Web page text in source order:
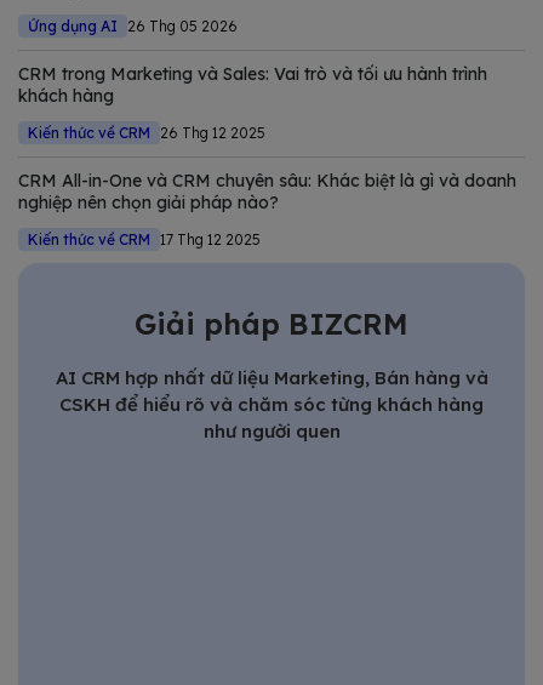
Ứng dụng AI 26 Thg 05 2026
CRM trong Marketing và Sales: Vai trò và tối ưu hành trình
khách hàng
Kiến thức về CRM 26 Thg 12 2025
CRM All-in-One và CRM chuyên sâu: Khác biệt là gì và doanh
nghiệp nên chọn giải pháp nào?
Kiến thức về CRM 17 Thg 12 2025
Giải pháp BIZCRM
AI CRM hợp nhất dữ liệu Marketing, Bán hàng và
CSKH để hiểu rõ và chăm sóc từng khách hàng
như người quen